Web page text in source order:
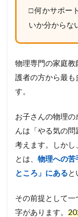
□ 何かサポー
いか分からな
物理専門の家庭
護者の方から最
す。
お子さんの物理
んは「やる気の
考えます。しかし
とは、 物理への苦
ところ」にあると
その前提として
字があります。